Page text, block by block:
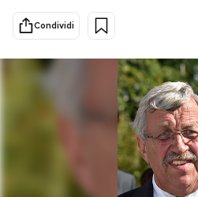
Cultura
Economia
Sport
NEWSLETTER
Condividi